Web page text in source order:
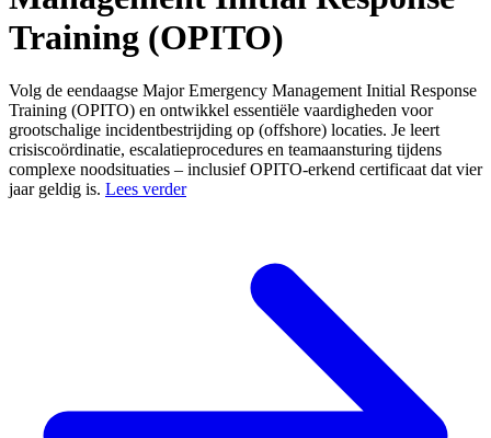
Training (OPITO)
Volg de eendaagse Major Emergency Management Initial Response
Training (OPITO) en ontwikkel essentiële vaardigheden voor
grootschalige incidentbestrijding op (offshore) locaties. Je leert
crisiscoördinatie, escalatieprocedures en teamaansturing tijdens
complexe noodsituaties – inclusief OPITO‑erkend certificaat dat vier
jaar geldig is. Lees verder